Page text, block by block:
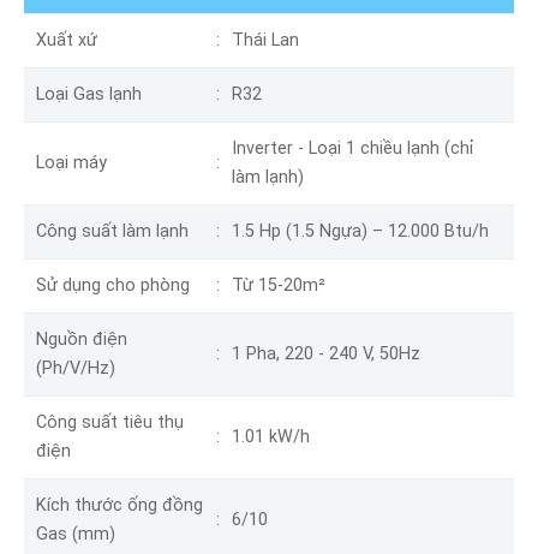
Xuất xứ Thái Lan
Loại Gas lạnh R32
Loại máy
Inverter - Loại 1 chiều lạnh (chỉ
làm lạnh)
Công suất làm lạnh 1.5 Hp (1.5 Ngựa) – 12.000 Btu/h
Sử dụng cho phòng Từ 15-20m²
Nguồn điện
(Ph/V/Hz)
1 Pha, 220 - 240 V, 50Hz
Công suất tiêu thụ
điện
1.01 kW/h
Kích thước ống đồng
Gas (mm)
6/10